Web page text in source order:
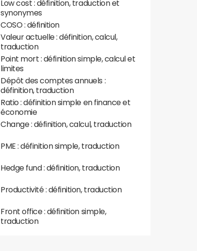
Low cost : définition, traduction et
synonymes
COSO : définition
Valeur actuelle : définition, calcul,
traduction
Point mort : définition simple, calcul et
limites
Dépôt des comptes annuels :
définition, traduction
Ratio : définition simple en finance et
économie
Change : définition, calcul, traduction
PME : définition simple, traduction
Hedge fund : définition, traduction
Productivité : définition, traduction
Front office : définition simple,
traduction